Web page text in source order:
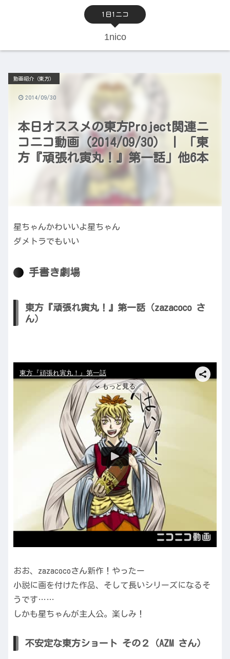
1日1ニコ
1nico
本日オススメの東方Project関連ニ
コニコ動画（2014/09/30） | 「東
方『頑張れ寅丸！』第一話」他6本
動画紹介（東方）
2014/09/30
星ちゃんかわいいよ星ちゃん
ダメトラでもいい
手書き劇場
東方『頑張れ寅丸！』第一話（zazacoco さ
ん）
おお、zazacocoさん新作！やったー
小説に画を付けた作品、そして長いシリーズになるそ
うです……
しかも星ちゃんが主人公。楽しみ！
不安定な東方ショート その２（AZM さん）